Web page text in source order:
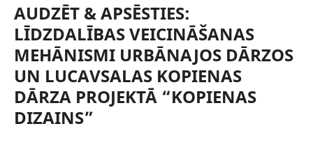
AUDZĒT & APSĒSTIES:
LĪDZDALĪBAS VEICINĀŠANAS
MEHĀNISMI URBĀNAJOS DĀRZOS
UN LUCAVSALAS KOPIENAS
DĀRZA PROJEKTĀ “KOPIENAS
DIZAINS”